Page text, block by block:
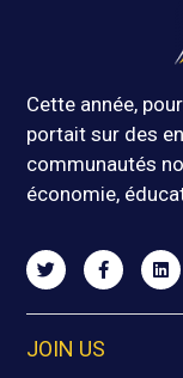
Cette année,
portait sur des
communautés
économie,
JOIN US